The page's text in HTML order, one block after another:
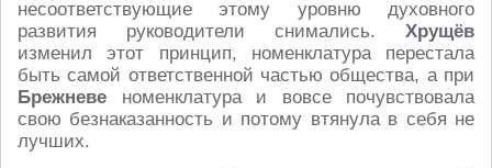
несоответствующие этому уровню духовного
развития руководители снимались. Хрущёв
изменил этот принцип, номенклатура перестала
быть самой ответственной частью общества, а при
Брежневе номенклатура и вовсе почувствовала
свою безнаказанность и потому втянула в себя не
лучших.